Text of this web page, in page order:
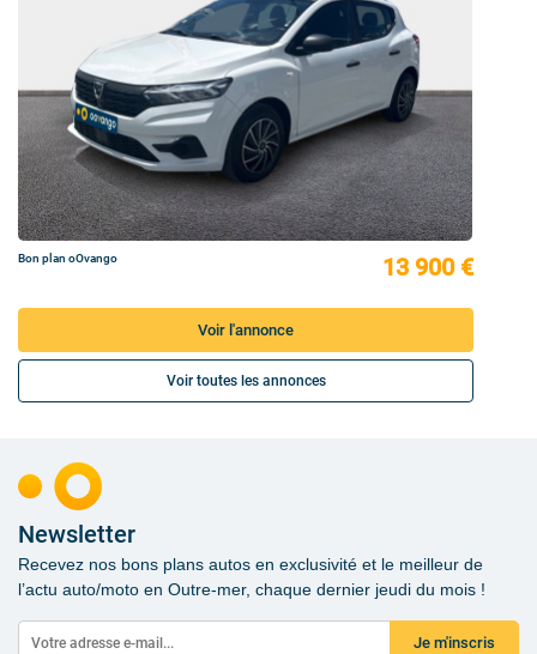
Bon plan oOvango 13 900 €
Voir l'annonce
Voir toutes les annonces
Newsletter
Recevez nos bons plans autos en exclusivité et le meilleur de
l’actu auto/moto en Outre-mer, chaque dernier jeudi du mois !
Je m'inscris